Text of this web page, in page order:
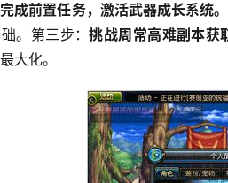
成前置任务，激活武器成长系统。
。第三步：挑战周常高难副本获
大化。